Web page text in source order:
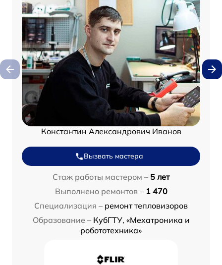
Константин Александрович Иванов
Вызвать мастера
Стаж работы мастером – 5 лет
Выполнено ремонтов – 1 470
Специализация – ремонт тепловизоров
Образование – КубГТУ, «Мехатроника и
робототехника»